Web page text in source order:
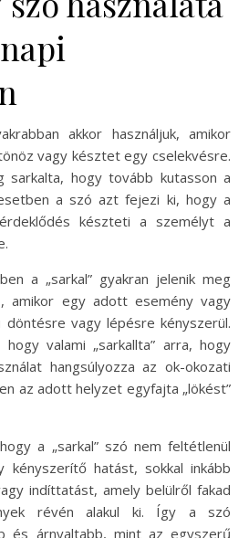
akkor használjuk, amikor
vagy késztet egy cselekvésre.
sarkalta, hogy tovább kutasson a
a szó azt fejezi ki, hogy a
készteti a személyt a
a „sarkal” gyakran jelenik meg
amikor egy adott esemény vagy
döntésre vagy lépésre kényszerül.
valami „sarkallta” arra, hogy
hangsúlyozza az ok-okozati
az adott helyzet egyfajta „lökést”
a „sarkal” szó nem feltétlenül
kényszerítő hatást, sokkal inkább
indíttatást, amely belülről fakad
révén alakul ki. Így a szó
és árnyaltabb, mint az egyszerű